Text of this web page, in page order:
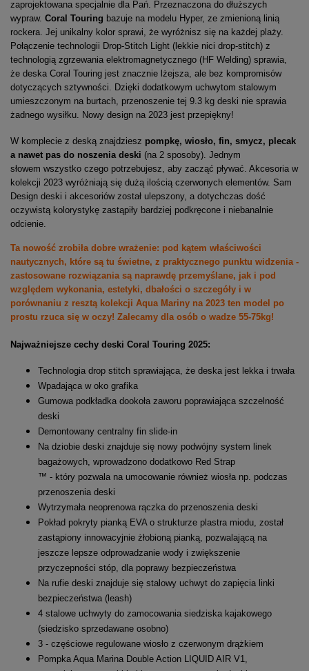
zaprojektowana specjalnie dla Pań. Przeznaczona do dłuższych
wypraw. Coral Touring bazuje na modelu Hyper, ze zmienioną linią
rockera. Jej unikalny kolor sprawi, że wyróżnisz się na każdej plaży.
Połączenie technologii Drop-Stitch Light (lekkie nici drop-stitch) z
technologią zgrzewania elektromagnetycznego (HF Welding) sprawia,
że deska Coral Touring jest znacznie lżejsza, ale bez kompromisów
dotyczących sztywności. Dzięki dodatkowym uchwytom stalowym
umieszczonym na burtach, przenoszenie tej 9.3 kg deski nie sprawia
żadnego wysiłku. Nowy design na 2023 jest przepiękny!
W komplecie z deską znajdziesz pompkę, wiosło, fin, smycz, plecak
a nawet pas do noszenia deski (na 2 sposoby). Jednym
słowem wszystko czego potrzebujesz, aby zacząć pływać. Akcesoria w
kolekcji 2023 wyróżniają się dużą ilością czerwonych elementów. Sam
Design deski i akcesoriów został ulepszony, a dotychczas dość
oczywistą kolorystykę zastąpiły bardziej podkręcone i niebanalnie
odcienie.
Ta nowość zrobiła dobre wrażenie: pod kątem właściwości
nautycznych, które są tu świetne, z praktycznego punktu widzenia -
zastosowane rozwiązania są naprawdę przemyślane, jak i pod
względem wykonania, estetyki, dbałości o szczegóły i w
porównaniu z resztą kolekcji Aqua Mariny na 2023 ten model po
prostu rzuca się w oczy! Zalecamy dla osób o wadze 55-75kg!
Najważniejsze cechy deski Coral Touring 2025:
Technologia drop stitch sprawiająca, że deska jest lekka i trwała
Wpadająca w oko grafika
Gumowa podkładka dookoła zaworu poprawiająca szczelność
deski
Demontowany centralny fin slide-in
Na dziobie deski znajduje się nowy podwójny system linek
bagażowych, wprowadzono dodatkowo Red Strap
™ - który pozwala na umocowanie również wiosła np. podczas
przenoszenia deski
Wytrzymała neoprenowa rączka do przenoszenia deski
Pokład pokryty pianką EVA o strukturze plastra miodu, został
zastąpiony innowacyjnie żłobioną pianką, pozwalającą na
jeszcze lepsze odprowadzanie wody i zwiększenie
przyczepności stóp, dla poprawy bezpieczeństwa
Na rufie deski znajduje się stalowy uchwyt do zapięcia linki
bezpieczeństwa (leash)
4 stalowe uchwyty do zamocowania siedziska kajakowego
(siedzisko sprzedawane osobno)
3 - częściowe regulowane wiosło z czerwonym drążkiem
Pompka Aqua Marina Double Action LIQUID AIR V1,